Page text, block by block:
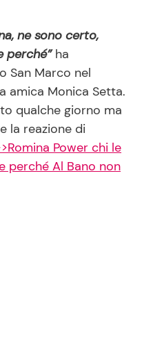
ne sono certo,
perché”ha
San Marco nel
amica Monica Setta.
qualche giorno ma
la reazione di
Power chi le
perché Al Bano non